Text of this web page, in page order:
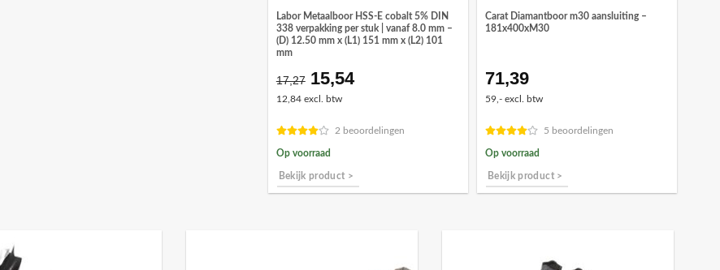
Labor Metaalboor HSS-E cobalt 5% DIN
338 verpakking per stuk | vanaf 8.0 mm –
(D) 12.50 mm x (L1) 151 mm x (L2) 101
mm
17,27 Oorspronkelijke
prijs
€17,27.
15,54Huidige
€15,54.
12,84 excl. btw
2 beoordelingen
Op voorraad
Bekijk product >
Carat Diamantboor m30 aansluiting –
181x400xM30
71,39
59,- excl. btw
5 beoordelingen
Op voorraad
Bekijk product >